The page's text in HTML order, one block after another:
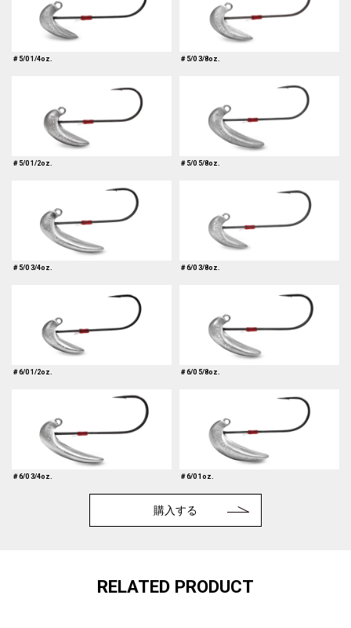
＃5/0 1/4oz. ＃5/0 3/8oz.
＃5/0 1/2oz. ＃5/0 5/8oz.
＃5/0 3/4oz. ＃6/0 3/8oz.
＃6/0 1/2oz. ＃6/0 5/8oz.
＃6/0 3/4oz. ＃6/0 1oz.
購入する
RELATED PRODUCT